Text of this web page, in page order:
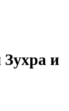
и